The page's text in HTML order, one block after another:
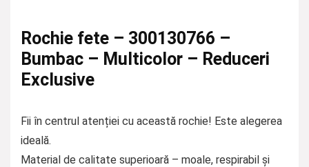
Rochie fete – 300130766 –
Bumbac – Multicolor – Reduceri
Exclusive
Fii în centrul atenției cu această rochie! Este alegerea
ideală.
Material de calitate superioară – moale, respirabil și